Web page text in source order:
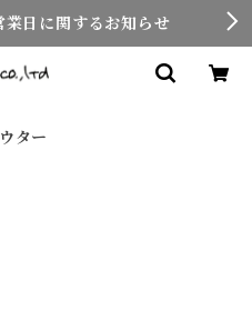
業日に関するお知らせ
ター